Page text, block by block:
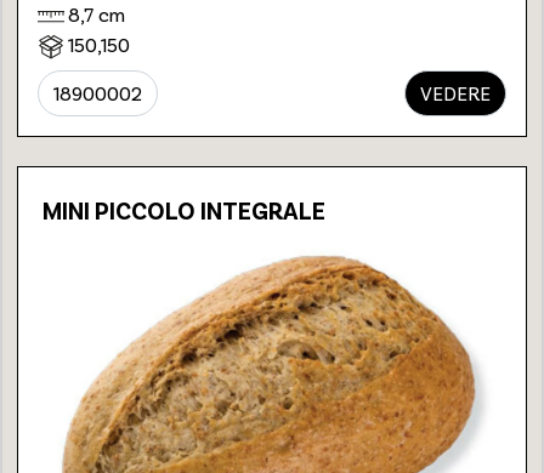
8,7 cm
150,150
18900002 VEDERE
MINI PICCOLO INTEGRALE